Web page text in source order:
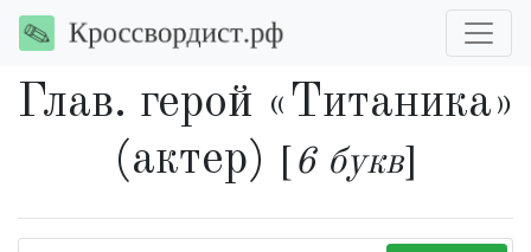
Глав. герой «Титаника»
(актер)
6 букв]